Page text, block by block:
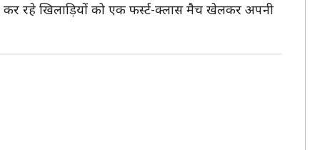
कर रहे खिलाड़ियों को एक फर्स्ट-क्लास मैच खेलकर अपनी